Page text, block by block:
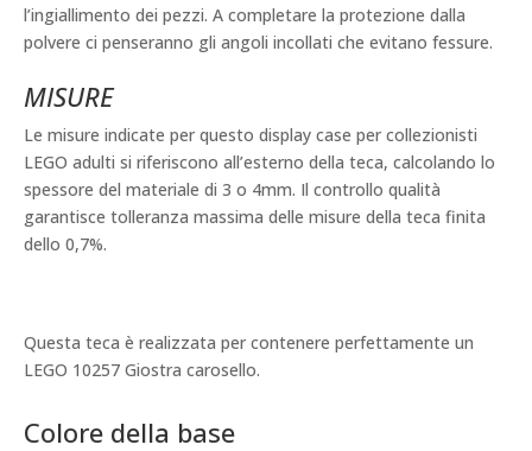
l’ingiallimento dei pezzi. A completare la protezione dalla
polvere ci penseranno gli angoli incollati che evitano fessure.
MISURE
Le misure indicate per questo display case per collezionisti
LEGO adulti si riferiscono all’esterno della teca, calcolando lo
spessore del materiale di 3 o 4mm. Il controllo qualità
garantisce tolleranza massima delle misure della teca finita
dello 0,7%.
Questa teca è realizzata per contenere perfettamente un
LEGO 10257 Giostra carosello.
Colore della base